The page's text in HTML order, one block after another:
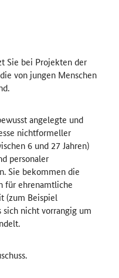
Sie bei Projekten der
von jungen Menschen
angelegte und
nichtformeller
6 und 27 Jahren)
personaler
Sie bekommen die
für ehrenamtliche
(zum Beispiel
sich nicht vorrangig um